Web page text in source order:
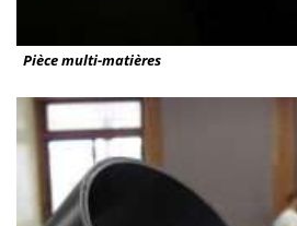
Pièce multi-matières